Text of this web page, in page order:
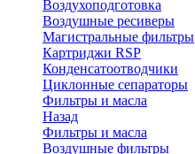
Воздухоподготовка
Воздушные ресиверы
Магистральные фильтры
Картриджи RSP
Конденсатоотводчики
Циклонные сепараторы
Фильтры и масла
Назад
Фильтры и масла
Воздушные фильтры